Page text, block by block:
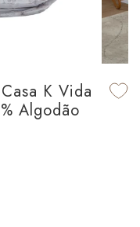
K Vida
Algodão